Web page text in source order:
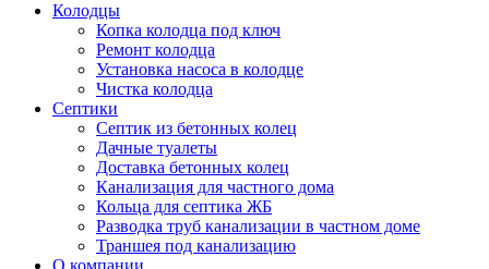
Колодцы
Копка колодца под ключ
Ремонт колодца
Установка насоса в колодце
Чистка колодца
Септики
Септик из бетонных колец
Дачные туалеты
Доставка бетонных колец
Канализация для частного дома
Кольца для септика ЖБ
Разводка труб канализации в частном доме
Траншея под канализацию
О компании